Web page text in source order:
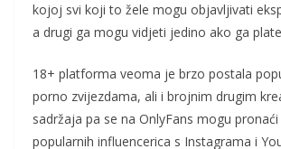
kojoj svi koji to žele mogu objavljivati
a drugi ga mogu vidjeti jedino ako ga
18+ platforma veoma je brzo postala
porno zvijezdama, ali i brojnim drugim
sadržaja pa se na OnlyFans mogu
popularnih influencerica s Instagrama i